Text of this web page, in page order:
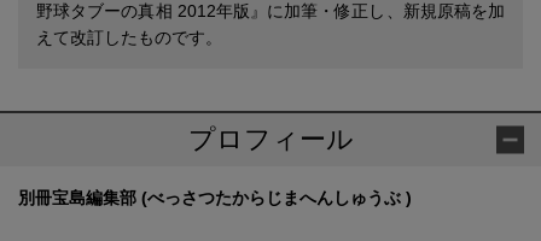
野球タブーの真相 2012年版』に加筆・修正し、新規原稿を加
えて改訂したものです。
プロフィール
別冊宝島編集部 (べっさつたからじまへんしゅうぶ )